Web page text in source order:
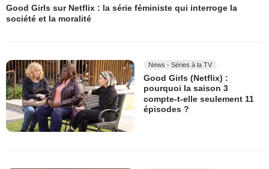
Good Girls sur Netflix : la série féministe qui interroge la
société et la moralité
News - Séries à la TV
Good Girls (Netflix) :
pourquoi la saison 3
compte-t-elle seulement 11
épisodes ?